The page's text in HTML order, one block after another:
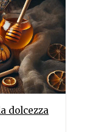
dolcezza